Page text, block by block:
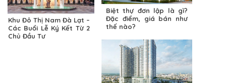
Khu Đô Thị Nam Đà Lạt –
Các Buổi Lễ Ký Kết Từ 2
Chủ Đầu Tư
Biệt thự đơn lập là gì?
Đặc điểm, giá bán như
thế nào?